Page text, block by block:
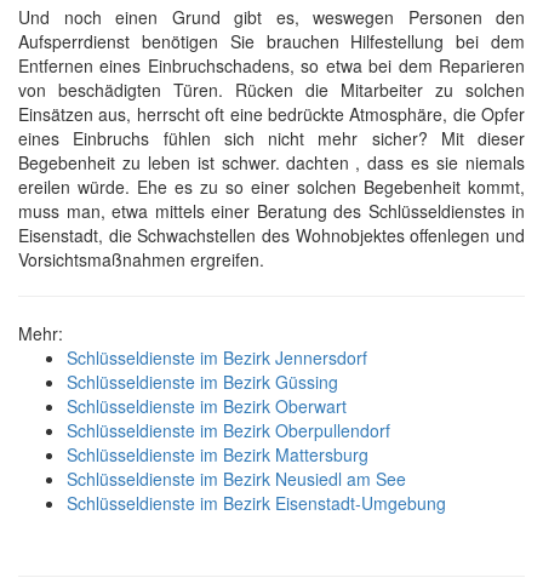
Und noch einen Grund gibt es, weswegen Personen den
Aufsperrdienst benötigen Sie brauchen Hilfestellung bei dem
Entfernen eines Einbruchschadens, so etwa bei dem Reparieren
von beschädigten Türen. Rücken die Mitarbeiter zu solchen
Einsätzen aus, herrscht oft eine bedrückte Atmosphäre, die Opfer
eines Einbruchs fühlen sich nicht mehr sicher? Mit dieser
Begebenheit zu leben ist schwer. dachten , dass es sie niemals
ereilen würde. Ehe es zu so einer solchen Begebenheit kommt,
muss man, etwa mittels einer Beratung des Schlüsseldienstes in
Eisenstadt, die Schwachstellen des Wohnobjektes offenlegen und
Vorsichtsmaßnahmen ergreifen.
Mehr:
Schlüsseldienste im Bezirk Jennersdorf
Schlüsseldienste im Bezirk Güssing
Schlüsseldienste im Bezirk Oberwart
Schlüsseldienste im Bezirk Oberpullendorf
Schlüsseldienste im Bezirk Mattersburg
Schlüsseldienste im Bezirk Neusiedl am See
Schlüsseldienste im Bezirk Eisenstadt-Umgebung